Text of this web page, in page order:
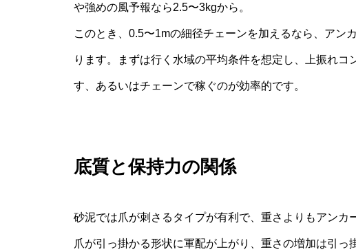
や強めの風予報なら2.5〜3kgから。
このとき、0.5〜1mの細径チェーンを加えるなら、アン
ります。まずは行く水域の平均条件を想定し、上振れ
す、あるいはチェーンで稼ぐのが効率的です。
底質と保持力の関係
砂泥では爪が刺さるタイプが有利で、重さよりもアンカ
爪が引っ掛かる形状に軍配が上がり、重さの増加は引っ